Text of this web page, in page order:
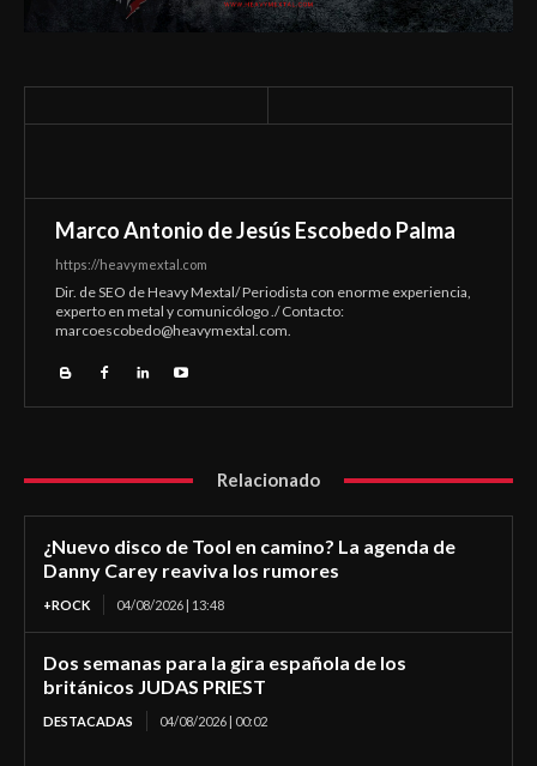
Marco Antonio de Jesús Escobedo Palma
https://heavymextal.com
Dir. de SEO de Heavy Mextal/ Periodista con enorme experiencia,
experto en metal y comunicólogo ./ Contacto:
marcoescobedo@heavymextal.com.
Relacionado
¿Nuevo disco de Tool en camino? La agenda de
Danny Carey reaviva los rumores
+ROCK 04/08/2026 | 13:48
Dos semanas para la gira española de los
británicos JUDAS PRIEST
DESTACADAS 04/08/2026 | 00:02